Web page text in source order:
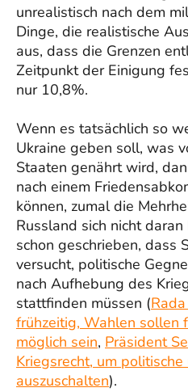
unrealistisch nach dem
Dinge, die realistische
aus, dass die Grenzen
Zeitpunkt der Einigung
nur 10,8%.
Wenn es tatsächlich so
Ukraine geben soll, was
Staaten genährt wird,
nach einem
können, zumal die
Russland sich nicht
schon geschrieben, dass
versucht, politische
nach Aufhebung des
stattfinden müssen (
frühzeitig, Wahlen sollen
möglich sein, Präsident
Kriegsrecht, um
auszuschalten).